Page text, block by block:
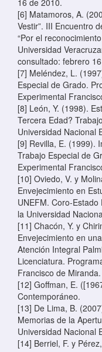
[6] Matamoros, A.
Vestir”. III Encuentro
“Por el
Universidad
consultado: febrero
[7] Meléndez, L.
Especial de Grado.
Experimental
[8] León, Y. (1998).
Tercera Edad?
Universidad Nacional
[9] Revilla, E. (1999).
Trabajo Especial de
Experimental
[10] Oviedo, V. y
Envejecimiento en
UNEFM. Coro-
la Universidad
[11] Chacón, Y. y
Envejecimiento en
Atención Integral
Licenciatura.
Francisco de
[12] Goffman, E.
Contemporáneo.
[13] De Lima, B.
Memorias de la
Universidad Nacional
[14] Berriel, F. y